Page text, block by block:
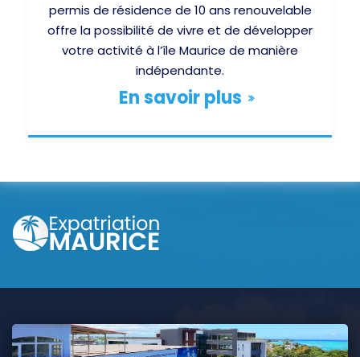
permis de résidence de 10 ans renouvelable
offre la possibilité de vivre et de développer
votre activité à l’île Maurice de manière
indépendante.
En savoir plus